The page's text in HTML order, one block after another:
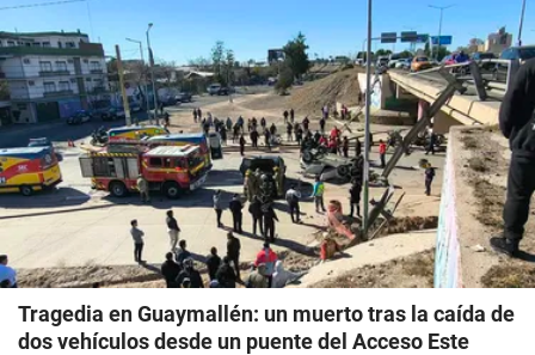
Tragedia en Guaymallén: un muerto tras la caída de
dos vehículos desde un puente del Acceso Este